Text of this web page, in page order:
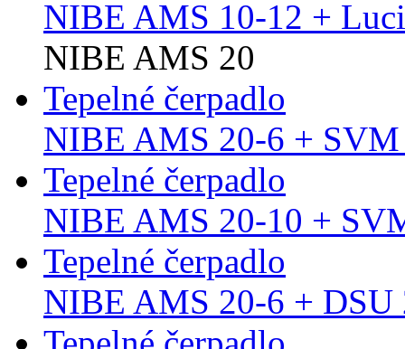
NIBE AMS 10-12 +
NIBE AMS 20
Tepelné čerpadlo
NIBE AMS 20-6 + SVM
Tepelné čerpadlo
NIBE AMS 20-10 +
Tepelné čerpadlo
NIBE AMS 20-6 + DSU